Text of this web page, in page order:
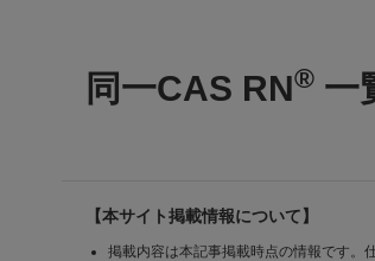
同一CAS RN® 一
【本サイト掲載情報について】
掲載内容は本記事掲載時点の情報です。